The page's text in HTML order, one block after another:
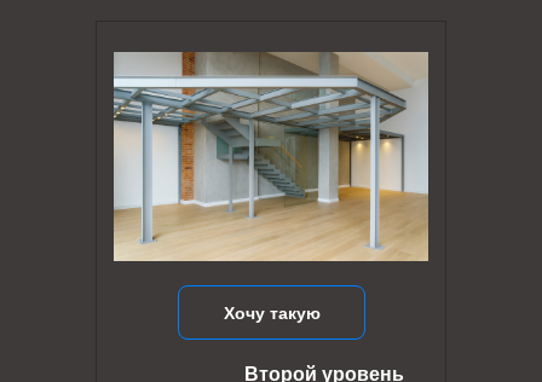
Хочу такую
Второй уровень